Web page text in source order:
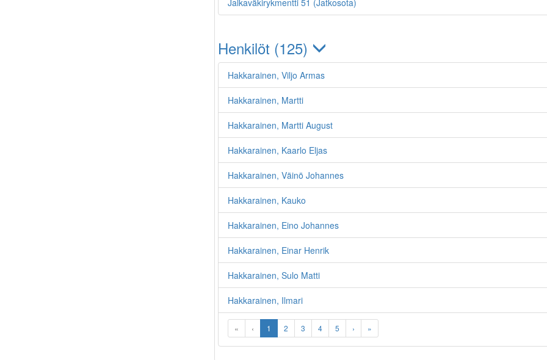
Jalkaväkirykmentti 51 (Jatkosota)
Henkilöt (125)
Hakkarainen, Viljo Armas
Hakkarainen, Martti
Hakkarainen, Martti August
Hakkarainen, Kaarlo Eljas
Hakkarainen, Väinö Johannes
Hakkarainen, Kauko
Hakkarainen, Eino Johannes
Hakkarainen, Einar Henrik
Hakkarainen, Sulo Matti
Hakkarainen, Ilmari
« ‹ 1 2 3 4 5 › »